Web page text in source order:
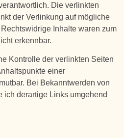
Die verlinkten
der Verlinkung auf mögliche
Inhalte waren zum
erkennbar.
Kontrolle der verlinkten Seiten
einer
Bei Bekanntwerden von
ich derartige Links umgehend